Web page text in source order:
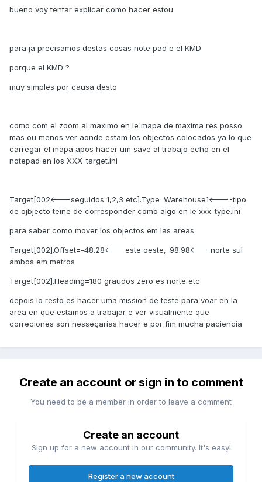
bueno voy tentar explicar como hacer estou
para ja precisamos destas cosas note pad e el KMD
porque el KMD ?
muy simples por causa desto
como com el zoom al maximo en le mapa de maxima res posso
mas ou menos ver aonde estam los objectos colocados ya lo que
carregar el mapa apos hacer um save al trabajo echo en el
notepad en los XXX_target.ini
Target[002<---seguidos 1,2,3 etc].Type=Warehouse1<----tipo
de ojbjecto teine de corresponder como algo en le xxx-type.ini
para saber como mover los objectos em las areas
Target[002].Offset=-48.28<---este oeste,-98.98<---norte sul
ambos em metros
Target[002].Heading=180 graudos zero es norte etc
depois lo resto es hacer uma mission de teste para voar en la
area en que estamos a trabajar e ver visualmente que
correciones son nesseçarias hacer e por fim mucha paciencia
Create an account or sign in to comment
You need to be a member in order to leave a comment
Create an account
Sign up for a new account in our community. It's easy!
Register a new account